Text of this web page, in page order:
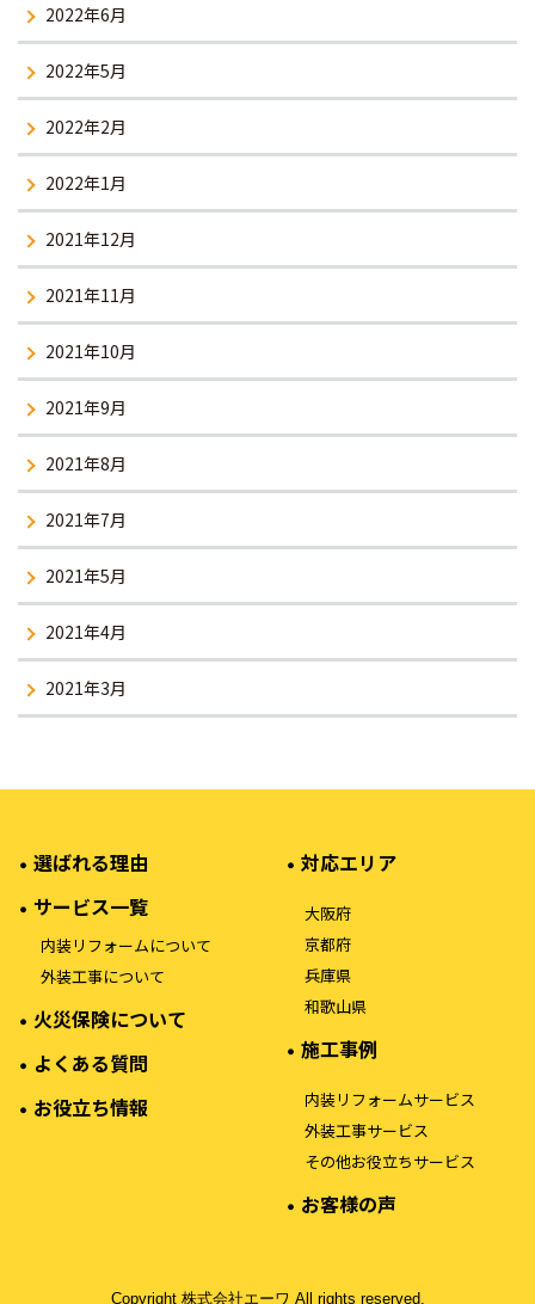
2022年6月
2022年5月
2022年2月
2022年1月
2021年12月
2021年11月
2021年10月
2021年9月
2021年8月
2021年7月
2021年5月
2021年4月
2021年3月
選ばれる理由
サービス一覧
内装リフォームについて
外装工事について
火災保険について
よくある質問
お役立ち情報
対応エリア
大阪府
京都府
兵庫県
和歌山県
施工事例
内装リフォームサービス
外装工事サービス
その他お役立ちサービス
お客様の声
Copyright 株式会社エーワ All rights reserved.